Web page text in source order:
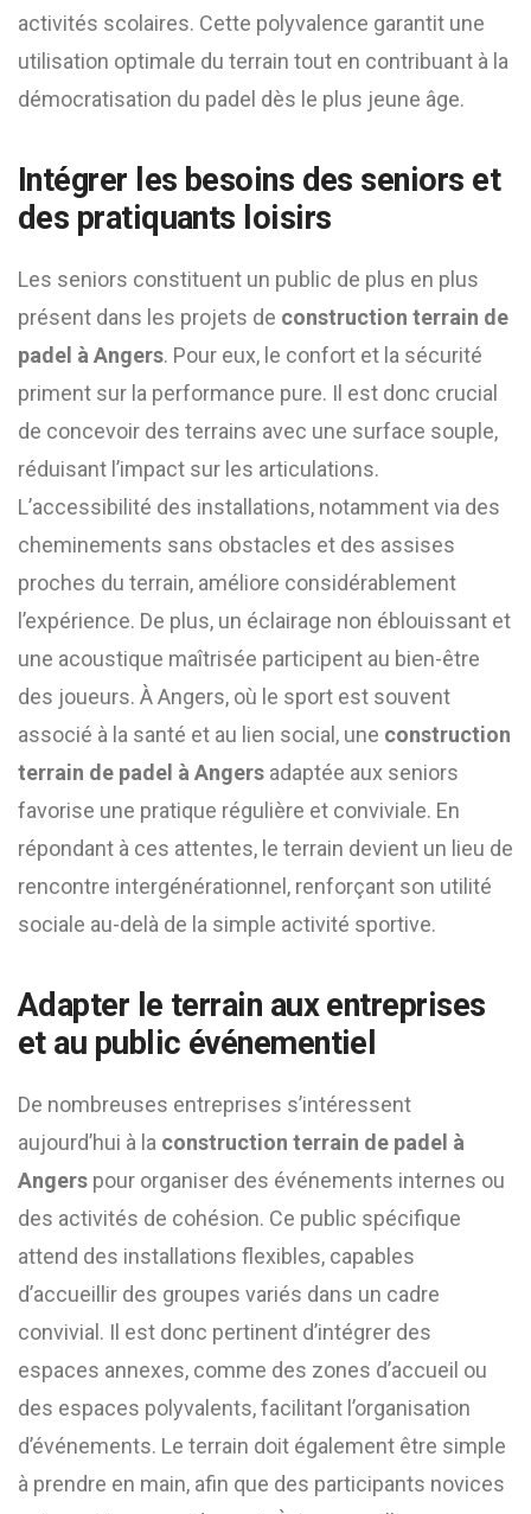
activités scolaires. Cette polyvalence garantit une
utilisation optimale du terrain tout en contribuant à la
démocratisation du padel dès le plus jeune âge.
Intégrer les besoins des seniors et
des pratiquants loisirs
Les seniors constituent un public de plus en plus
présent dans les projets de construction terrain de
padel à Angers. Pour eux, le confort et la sécurité
priment sur la performance pure. Il est donc crucial
de concevoir des terrains avec une surface souple,
réduisant l’impact sur les articulations.
L’accessibilité des installations, notamment via des
cheminements sans obstacles et des assises
proches du terrain, améliore considérablement
l’expérience. De plus, un éclairage non éblouissant et
une acoustique maîtrisée participent au bien-être
des joueurs. À Angers, où le sport est souvent
associé à la santé et au lien social, une construction
terrain de padel à Angers adaptée aux seniors
favorise une pratique régulière et conviviale. En
répondant à ces attentes, le terrain devient un lieu de
rencontre intergénérationnel, renforçant son utilité
sociale au-delà de la simple activité sportive.
Adapter le terrain aux entreprises
et au public événementiel
De nombreuses entreprises s’intéressent
aujourd’hui à la construction terrain de padel à
Angers pour organiser des événements internes ou
des activités de cohésion. Ce public spécifique
attend des installations flexibles, capables
d’accueillir des groupes variés dans un cadre
convivial. Il est donc pertinent d’intégrer des
espaces annexes, comme des zones d’accueil ou
des espaces polyvalents, facilitant l’organisation
d’événements. Le terrain doit également être simple
à prendre en main, afin que des participants novices